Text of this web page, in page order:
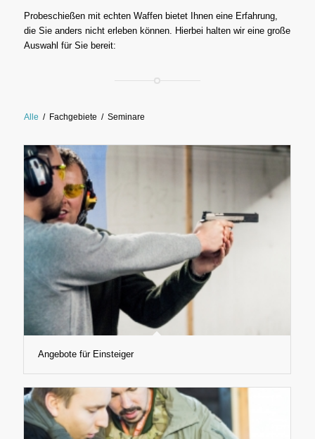
Probeschießen mit echten Waffen bietet Ihnen eine Erfahrung,
die Sie anders nicht erleben können. Hierbei halten wir eine große
Auswahl für Sie bereit:
Alle / Fachgebiete / Seminare
Angebote für Einsteiger